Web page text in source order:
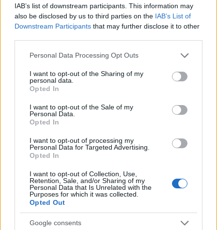
IAB’s list of downstream participants. This information may
also be disclosed by us to third parties on the IAB’s List of
Downstream Participants that may further disclose it to other
Please note that this website/app uses one or more Google
not limited to your visit or usage behaviour. You may click to
grant or deny consent to Google and its third-party tags to
use your data for below specified purposes in below Google
consent section.
Personal Data Processing Opt Outs
I want to opt-out of the Sharing of my
personal data.
Opted In
I want to opt-out of the Sale of my
Personal Data.
Opted In
I want to opt-out of processing my
Personal Data for Targeted Advertising.
Opted In
I want to opt-out of Collection, Use,
Retention, Sale, and/or Sharing of my
Personal Data that Is Unrelated with the
Purposes for which it was collected.
Opted Out
Google consents
CRONACA
Roma, caos al Municipio IX:
tredici ore senza acqua, quali
strade in crisi?
Tredici ore senz’acqua. Una situazione che fa
Roma, in attesa che il flusso torni a sciogliere le
loro preoccupazioni.…
Leggi l’articolo →
ULTIME NOTIZIE
Carburanti adulterati a Roma: la
Guardia di Finanza interviene per
tutelare i consumatori
28 minuti fa